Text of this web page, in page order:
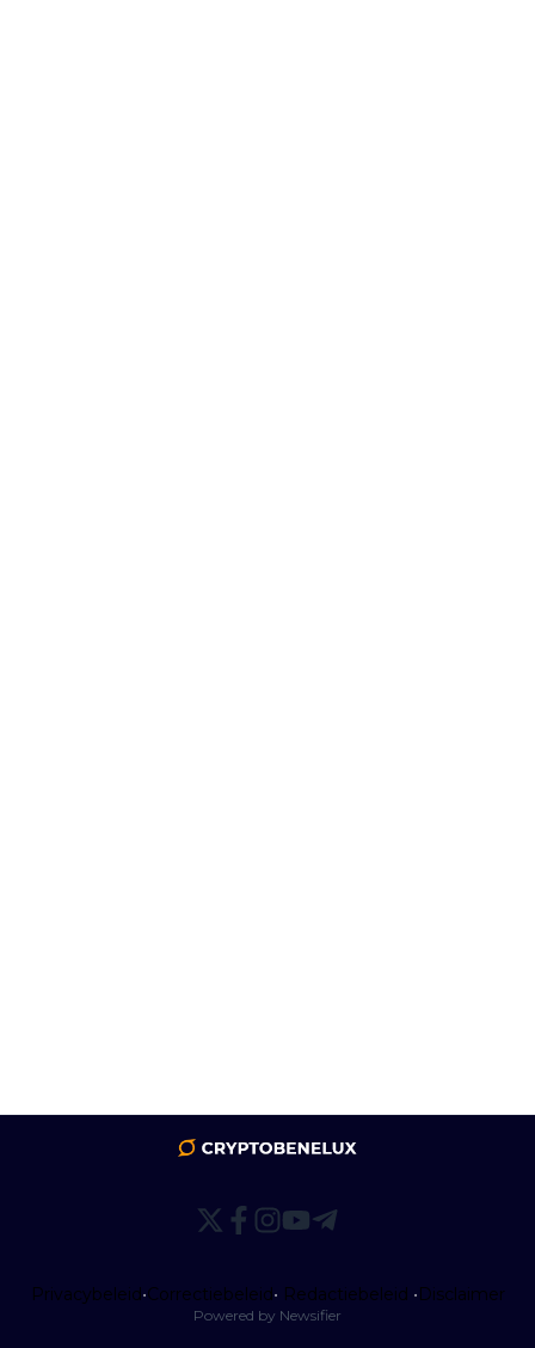
Privacybeleid•Correctiebeleid• Redactiebeleid •Disclaimer
Powered by Newsifier